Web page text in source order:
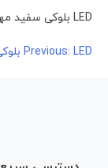
LED بلوکی سفید مهتابی
راهبریPrevious: LED بلوکی سفید مهتابی